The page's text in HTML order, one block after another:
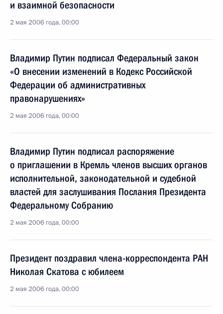
и взаимной безопасности
2 мая 2006 года, 00:00
Владимир Путин подписал Федеральный закон
«О внесении изменений в Кодекс Российской
Федерации об административных
правонарушениях»
2 мая 2006 года, 00:00
Владимир Путин подписал распоряжение
о приглашении в Кремль членов высших органов
исполнительной, законодательной и судебной
властей для заслушивания Послания Президента
Федеральному Собранию
2 мая 2006 года, 00:00
Президент поздравил члена-корреспондента РАН
Николая Скатова с юбилеем
2 мая 2006 года, 00:00